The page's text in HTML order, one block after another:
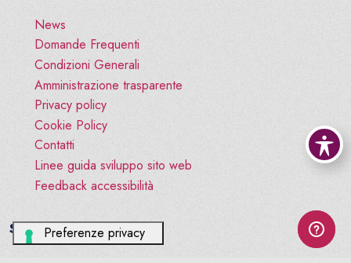
News
Domande Frequenti
Condizioni Generali
Amministrazione trasparente
Privacy policy
Cookie Policy
Contatti
Linee guida sviluppo sito web
Feedback accessibilità
Social